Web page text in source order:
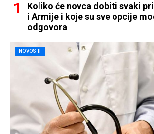
Koliko će novca dobiti svaki
i Armije i koje su sve opcije
odgovora
NOVOSTI